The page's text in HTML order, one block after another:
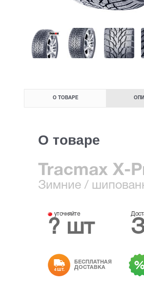
О ТОВАРЕ
О товаре
Tracmax X-
Зимние /
уточняйте
? шт
4 ШТ.
БЕСПЛАТНАЯ
ДОСТАВКА